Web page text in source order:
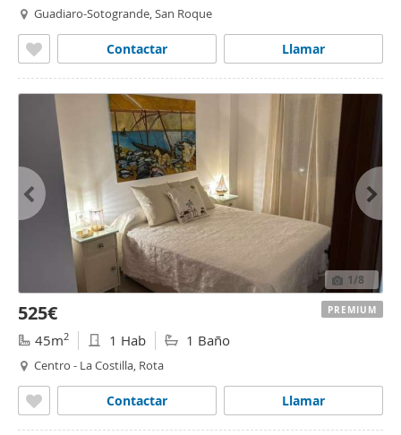
Guadiaro-Sotogrande, San Roque
Llamar
Contactar
1/8
525€
45m2 1 Hab 1 Baño
Centro - La Costilla, Rota
Llamar
Contactar
PREMIUM